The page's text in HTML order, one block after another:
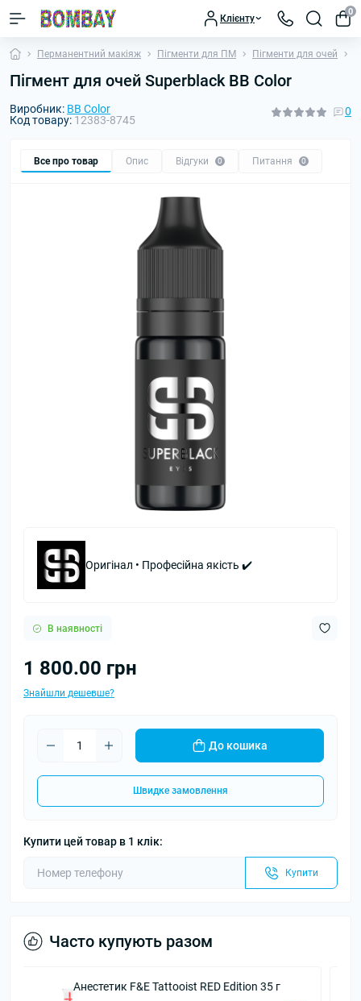
Клієнту
0
Перманентний макіяж Пігменти для ПМ Пігменти для очей
Пігмент для очей Superblack BB Color
Виробник: BB Color
Код товару: 12383-8745
0
Все про товар Опис Відгуки 0 Питання 0
Оригінал • Професійна якість ✔️
В наявності
1 800.00 грн
Знайшли дешевше?
До кошика
Швидке замовлення
Купити цей товар в 1 клік:
Купити
Часто купують разом
Вторинна анастезія NE №611 CLASSIC